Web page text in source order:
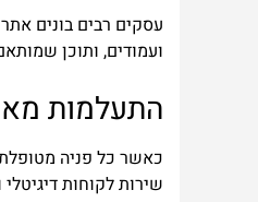
עסקים רבים בונים
ועמודים, ותוכן
התעלמות
כאשר כל פניה
שירות לקוחות